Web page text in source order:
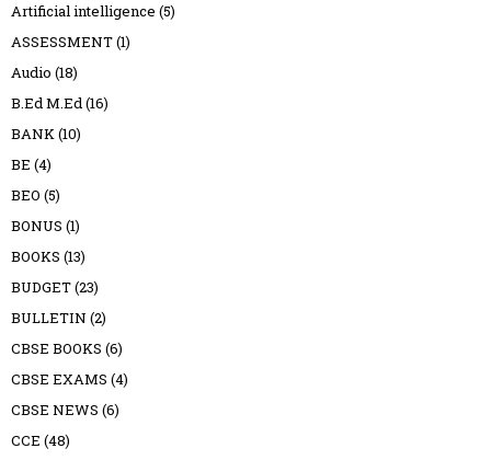
Artificial intelligence (5)
ASSESSMENT(1)
Audio (18)
B.Ed M.Ed(16)
BANK(10)
BE (4)
BEO (5)
BONUS (1)
BOOKS (13)
BUDGET(23)
BULLETIN (2)
CBSE BOOKS (6)
CBSE EXAMS (4)
CBSE NEWS (6)
CCE (48)